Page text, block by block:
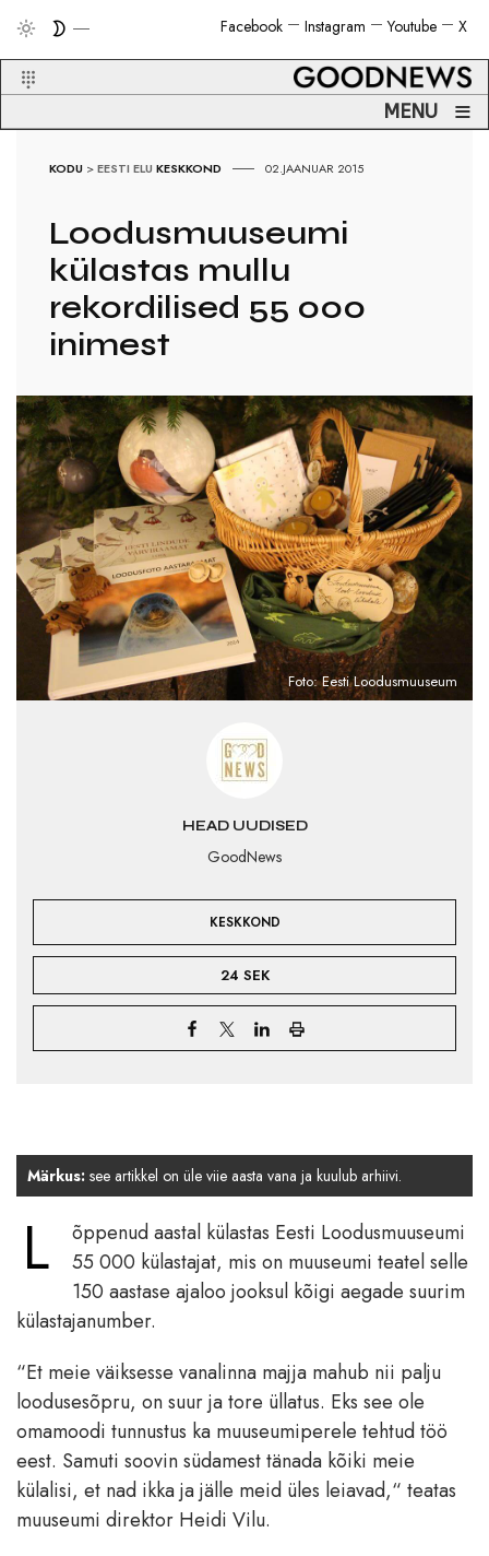
X
Youtube
Instagram
Facebook
MENU ≡
KODU >EESTI ELU KESKKOND 02.JAANUAR 2015
Loodusmuuseumi
külastas mullu
rekordilised 55 000
inimest
HEAD UUDISED
GoodNews
KESKKOND
24 SEK
Foto: Eesti Loodusmuuseum
Märkus: see artikkel on üle viie aasta vana ja kuulub arhiivi.
L
õppenud aastal külastas Eesti Loodusmuuseumi
55 000 külastajat, mis on muuseumi teatel selle
150 aastase ajaloo jooksul kõigi aegade suurim
külastajanumber.
“Et meie väiksesse vanalinna majja mahub nii palju
loodusesõpru, on suur ja tore üllatus. Eks see ole
omamoodi tunnustus ka muuseumiperele tehtud töö
eest. Samuti soovin südamest tänada kõiki meie
külalisi, et nad ikka ja jälle meid üles leiavad,“ teatas
muuseumi direktor Heidi Vilu.